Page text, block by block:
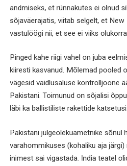
andmiseks, et rünnakutes ei olnud
sõjaväerajatis, viitab selgelt, et New
vastulöögi nii, et see ei viiks
Pinged kahe riigi vahel on juba
kiiresti kasvanud. Mõlemad pooled
vägesid vaidlusaluse kontrolljoone
Pakistani. Toimunud on sõjalisi
läbi ka ballistiliste rakettide katsetusi.
Pakistani julgeolekuametnike sõnul
varahommikuses (kohaliku aja
inimest sai vigastada. India teatel